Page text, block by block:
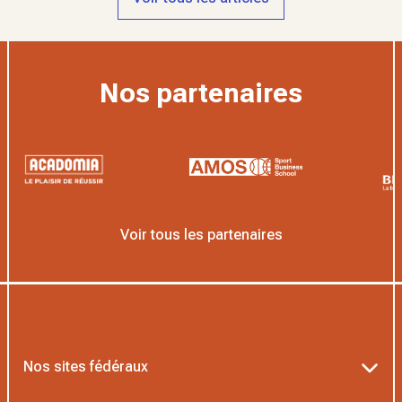
Nos partenaires
Voir tous les partenaires
Nos sites fédéraux